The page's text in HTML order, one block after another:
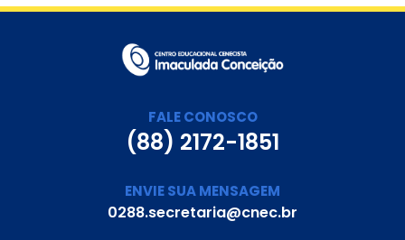
FALE CONOSCO
(88) 2172-1851
ENVIE SUA MENSAGEM
0288.secretaria@cnec.br